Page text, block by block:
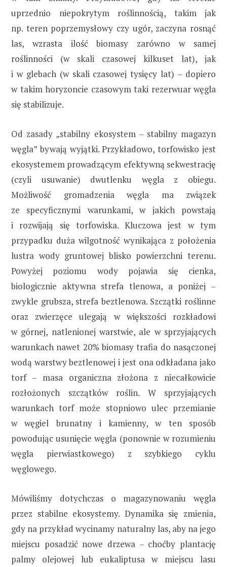
uprzednio niepokrytym roślinnością, takim jak
np. teren poprzemysłowy czy ugór, zaczyna rosnąć
las, wzrasta ilość biomasy zarówno w samej
roślinności (w skali czasowej kilkuset lat), jak
i w glebach (w skali czasowej tysięcy lat) – dopiero
w takim horyzoncie czasowym taki rezerwuar węgla
się stabilizuje.
Od zasady „stabilny ekosystem – stabilny magazyn
węgla” bywają wyjątki. Przykładowo, torfowisko jest
ekosystemem prowadzącym efektywną sekwestrację
(czyli usuwanie) dwutlenku węgla z obiegu.
Możliwość gromadzenia węgla ma związek
ze specyficznymi warunkami, w jakich powstają
i rozwijają się torfowiska. Kluczowa jest w tym
przypadku duża wilgotność wynikająca z położenia
lustra wody gruntowej blisko powierzchni terenu.
Powyżej poziomu wody pojawia się cienka,
biologicznie aktywna strefa tlenowa, a poniżej –
zwykle grubsza, strefa beztlenowa. Szczątki roślinne
oraz zwierzęce ulegają w większości rozkładowi
w górnej, natlenionej warstwie, ale w sprzyjających
warunkach nawet 20% biomasy trafia do nasączonej
wodą warstwy beztlenowej i jest ona odkładana jako
torf – masa organiczna złożona z niecałkowicie
rozłożonych szczątków roślin. W sprzyjających
warunkach torf może stopniowo ulec przemianie
w węgiel brunatny i kamienny, w ten sposób
powodując usunięcie węgla (ponownie w rozumieniu
węgla pierwiastkowego) z szybkiego cyklu
węglowego.
Mówiliśmy dotychczas o magazynowaniu węgla
przez stabilne ekosystemy. Dynamika się zmienia,
gdy na przykład wycinamy naturalny las, aby na jego
miejscu posadzić nowe drzewa – choćby plantację
palmy olejowej lub eukaliptusa w miejscu lasu